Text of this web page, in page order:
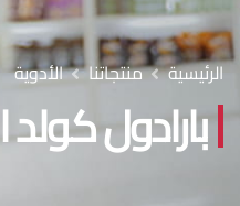
بارادول
الرئيسية منتجاتنا الأدوية